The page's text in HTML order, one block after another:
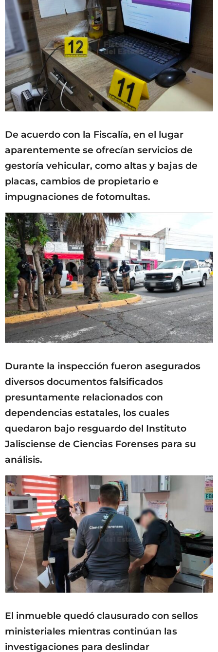
De acuerdo con la Fiscalía, en el lugar
aparentemente se ofrecían servicios de
gestoría vehicular, como altas y bajas de
placas, cambios de propietario e
impugnaciones de fotomultas.
Durante la inspección fueron asegurados
diversos documentos falsificados
presuntamente relacionados con
dependencias estatales, los cuales
quedaron bajo resguardo del Instituto
Jalisciense de Ciencias Forenses para su
análisis.
El inmueble quedó clausurado con sellos
ministeriales mientras continúan las
investigaciones para deslindar